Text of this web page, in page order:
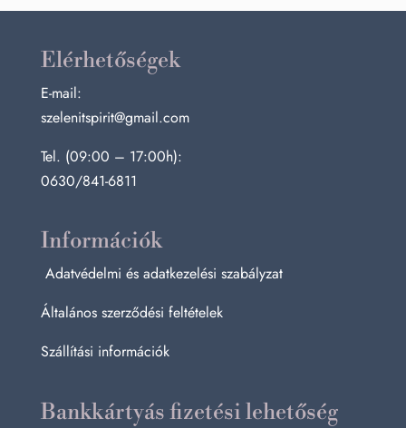
Elérhetőségek
E-mail:
szelenitspirit@gmail.com
Tel. (09:00 – 17:00h):
0630/841-6811
Információk
Adatvédelmi és adatkezelési szabályzat
Általános szerződési feltételek
Szállítási információk
Bankkártyás fizetési lehetőség